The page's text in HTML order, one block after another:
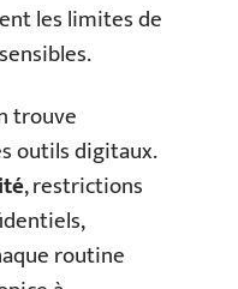
les limites de
trouve
outils digitaux.
, restrictions
routine